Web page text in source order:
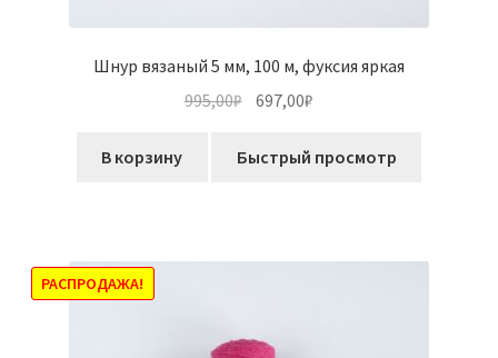
Шнур вязаный 5 мм, 100 м, фуксия яркая
995,00₽ Первоначальная
составляла
697,00₽
697,00₽.
В корзину Быстрый просмотр
РАСПРОДАЖА!